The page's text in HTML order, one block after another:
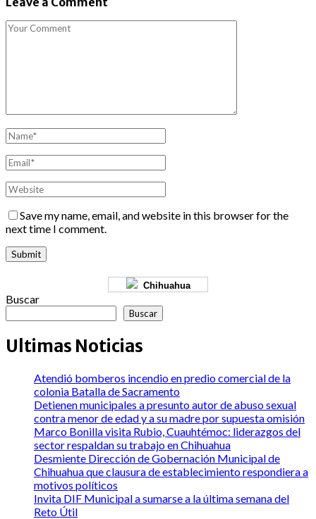
Save my name, email, and website in this browser for the
next time I comment.
Chihuahua
Buscar
Buscar
Ultimas Noticias
Atendió bomberos incendio en predio comercial de la
colonia Batalla de Sacramento
Detienen municipales a presunto autor de abuso sexual
contra menor de edad y a su madre por supuesta omisión
Marco Bonilla visita Rubio, Cuauhtémoc: liderazgos del
sector respaldan su trabajo en Chihuahua
Desmiente Dirección de Gobernación Municipal de
Chihuahua que clausura de establecimiento respondiera a
motivos políticos
Invita DIF Municipal a sumarse a la última semana del
Reto Útil